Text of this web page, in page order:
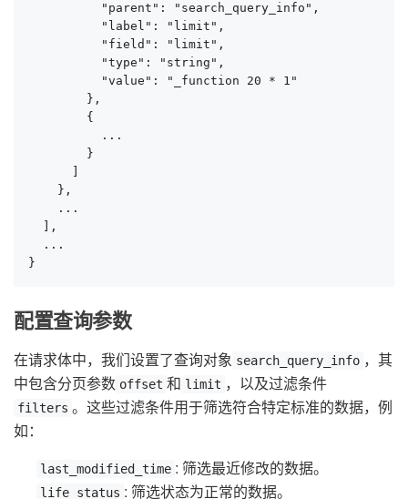
          "parent": "search_query_info",
          "label": "limit",
          "field": "limit",
          "type": "string",
          "value": "_function 20 * 1"
        },
        {
          ...
        }
    },
    ...
  ],
  ...
}
配置查询参数
在请求体中，我们设置了查询对象 search_query_info ，其
中包含分页参数 offset 和 limit ，以及过滤条件
filters 。这些过滤条件用于筛选符合特定标准的数据，例
如：
last_modified_time : 筛选最近修改的数据。
life_status : 筛选状态为正常的数据。